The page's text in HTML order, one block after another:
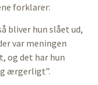
forklarer:
bliver hun slået ud,
var meningen
og det har hun
ærgerligt”.